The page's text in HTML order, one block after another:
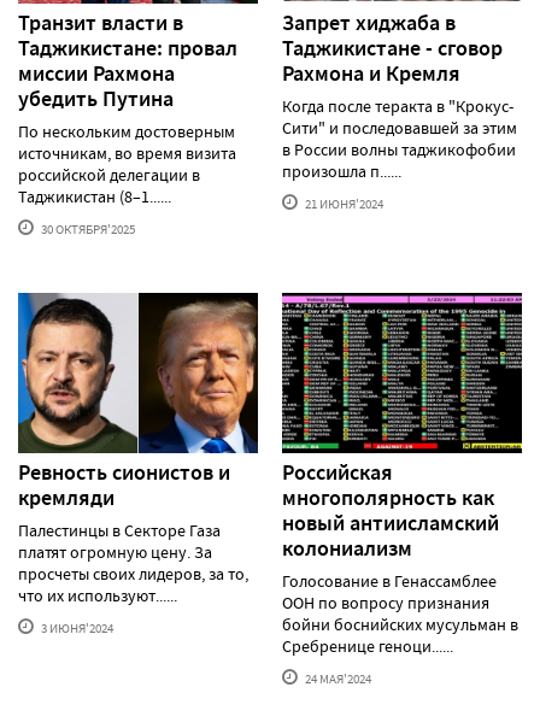
Транзит власти в
Таджикистане: провал
миссии Рахмона
убедить Путина
По нескольким достоверным
источникам, во время визита
российской делегации в
Таджикистан (8–1......
30 ОКТЯБРЯ'2025
Запрет хиджаба в
Таджикистане - сговор
Рахмона и Кремля
Когда после теракта в "Крокус-
Сити" и последовавшей за этим
в России волны таджикофобии
произошла п......
21 ИЮНЯ'2024
Ревность сионистов и
кремляди
Палестинцы в Секторе Газа
платят огромную цену. За
просчеты своих лидеров, за то,
что их используют......
3 ИЮНЯ'2024
Российская
многополярность как
новый антиисламский
колониализм
Голосование в Генассамблее
ООН по вопросу признания
бойни боснийских мусульман в
Сребренице геноци......
24 МАЯ'2024